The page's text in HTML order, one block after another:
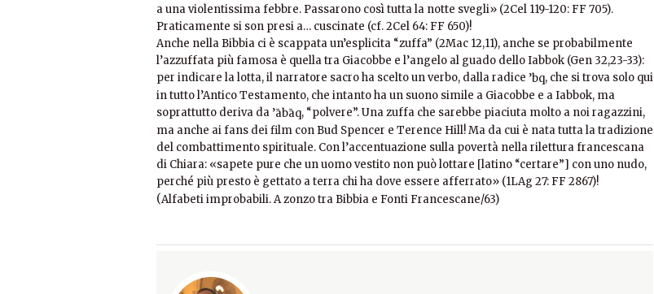
a una violentissima febbre. Passarono così tutta la notte svegli» (2Cel 119-120: FF 705).
Praticamente si son presi a… cuscinate (cf. 2Cel 64: FF 650)!
Anche nella Bibbia ci è scappata un’esplicita “zuffa” (2Mac 12,11), anche se probabilmente
l’azzuffata più famosa è quella tra Giacobbe e l’angelo al guado dello Iabbok (Gen 32,23-33):
per indicare la lotta, il narratore sacro ha scelto un verbo, dalla radice ’bq, che si trova solo qui
in tutto l’Antico Testamento, che intanto ha un suono simile a Giacobbe e a Iabbok, ma
soprattutto deriva da ’ābāq, “polvere”. Una zuffa che sarebbe piaciuta molto a noi ragazzini,
ma anche ai fans dei film con Bud Spencer e Terence Hill! Ma da cui è nata tutta la tradizione
del combattimento spirituale. Con l’accentuazione sulla povertà nella rilettura francescana
di Chiara: «sapete pure che un uomo vestito non può lottare [latino “certare”] con uno nudo,
perché più presto è gettato a terra chi ha dove essere afferrato» (1LAg 27: FF 2867)!
(Alfabeti improbabili. A zonzo tra Bibbia e Fonti Francescane/63)